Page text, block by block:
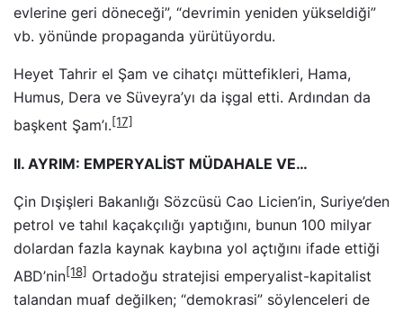
evlerine geri döneceği”, “devrimin yeniden yükseldiği”
vb. yönünde propaganda yürütüyordu.
Heyet Tahrir el Şam ve cihatçı müttefikleri, Hama,
Humus, Dera ve Süveyra’yı da işgal etti. Ardından da
başkent Şam’ı.[17]
II. AYRIM: EMPERYALİST MÜDAHALE VE…
Çin Dışişleri Bakanlığı Sözcüsü Cao Licien’in, Suriye’den
petrol ve tahıl kaçakçılığı yaptığını, bunun 100 milyar
dolardan fazla kaynak kaybına yol açtığını ifade ettiği
ABD’nin[18] Ortadoğu stratejisi emperyalist-kapitalist
talandan muaf değilken; “demokrasi” söylenceleri de